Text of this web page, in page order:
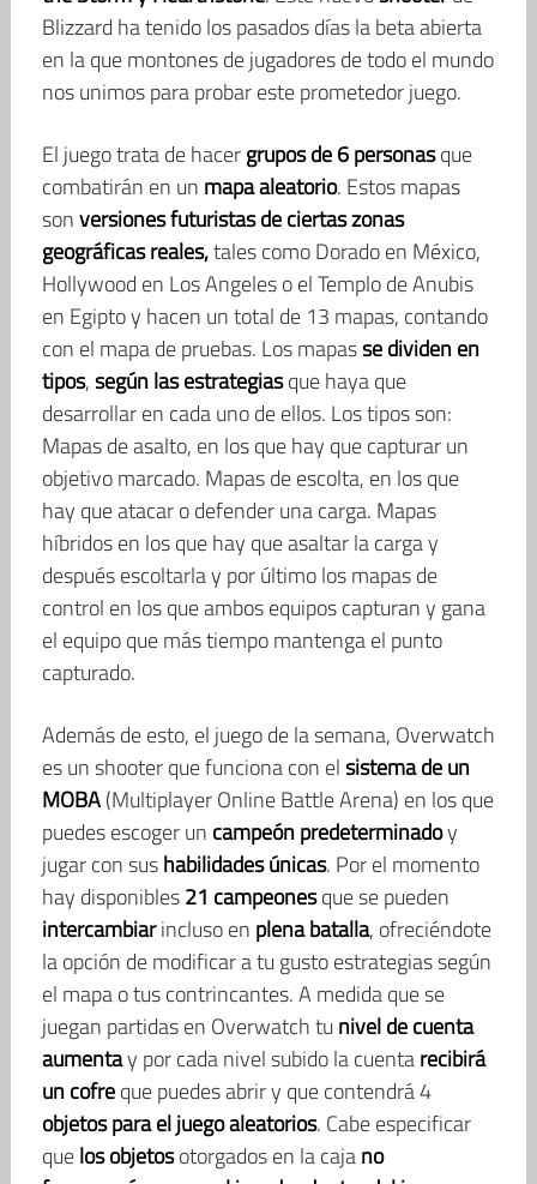
Blizzard ha tenido los pasados días la beta abierta
en la que montones de jugadores de todo el mundo
nos unimos para probar este prometedor juego.
El juego trata de hacergrupos de 6 personasque
combatirán en un mapa aleatorio. Estos mapas
sonversiones futuristas de ciertas zonas
geográficas reales,tales como Dorado en México,
Hollywood en Los Angeles o el Templo de Anubis
en Egipto y hacen un total de 13 mapas, contando
con el mapa de pruebas. Los mapasse dividen en
tipos,según las estrategiasque haya que
desarrollar en cada uno de ellos. Los tipos son:
Mapas de asalto, en los que hay que capturar un
objetivo marcado. Mapas de escolta, en los que
hay que atacar o defender una carga. Mapas
híbridos en los que hay que asaltar la carga y
después escoltarla y por último los mapas de
control en los que ambos equipos capturan y gana
el equipo que más tiempo mantenga el punto
capturado.
Además de esto, el juego de la semana, Overwatch
es un shooter que funciona con elsistema de un
MOBA(Multiplayer Online Battle Arena) en los que
puedes escoger un campeón predeterminadoy
jugar con sushabilidades únicas. Por el momento
hay disponibles21 campeonesque se pueden
intercambiarincluso en plena batalla, ofreciéndote
la opción de modificar a tu gusto estrategias según
el mapa o tus contrincantes. A medida que se
juegan partidas en Overwatch tu nivel de cuenta
aumentay por cada nivel subido la cuentarecibirá
un cofreque puedes abrir y que contendrá 4
objetos para el juego aleatorios. Cabe especificar
quelos objetosotorgados en la cajano